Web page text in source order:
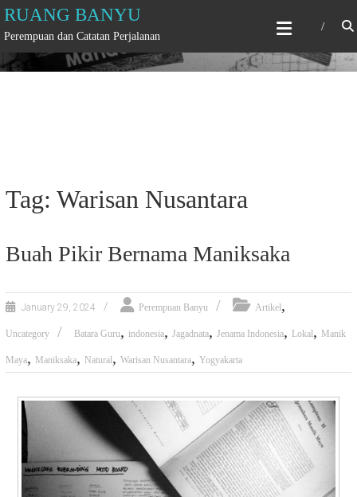
Skip
to
content
RUANG BANYU
Perempuan dan Catatan Perjalanan
Tag: Warisan Nusantara
Buah Pikir Bernama Maniksaka
January 29, 2024 Perempuan Banyu Artikel,
Uncategory Batara Guru, indonesia, Jagadnata, Jenama Indonesia, Lokal, Manik
Maya, Maniksaka, Natural, Warisan Nusantara, Yogyakarta